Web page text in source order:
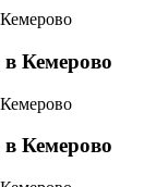
Кемерово
Кемерово